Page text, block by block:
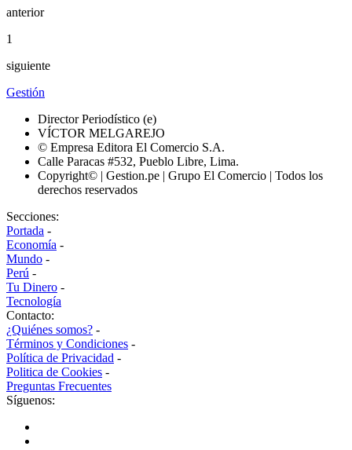
anterior
1
siguiente
Gestión
Director Periodístico (e)
VÍCTOR MELGAREJO
© Empresa Editora El Comercio S.A.
Calle Paracas #532, Pueblo Libre, Lima.
Copyright© | Gestion.pe | Grupo El Comercio | Todos los
derechos reservados
Secciones:
Portada -
Economía -
Mundo -
Perú -
Tu Dinero -
Tecnología
Contacto:
¿Quiénes somos? -
Términos y Condiciones -
Política de Privacidad -
Politica de Cookies -
Preguntas Frecuentes
Síguenos: